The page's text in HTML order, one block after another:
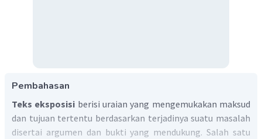
Pembahasan
Teks eksposisi berisi uraian yang mengemukakan maksud
dan tujuan tertentu berdasarkan terjadinya suatu masalah
disertai argumen dan bukti yang mendukung. Salah satu